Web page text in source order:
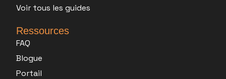
Voir tous les guides
Ressources
FAQ
Blogue
Portail